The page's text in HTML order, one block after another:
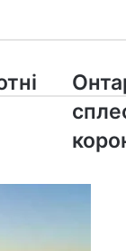
Онтаріо
фіксує
черговий
сплеск
випадків